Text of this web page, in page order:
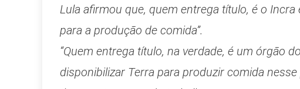
Lula afirmou que, quem entrega título, é o
para a produção de comida”.
“Quem entrega título, na verdade, é um órgão
disponibilizar Terra para produzir comida